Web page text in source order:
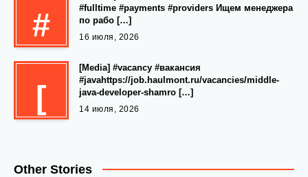
#
#fulltime #payments #providers Ищем менеджера
по рабо […]
16 июля, 2026
[
[Media] #vacancy #вакансия
#javahttps://job.haulmont.ru/vacancies/middle-
java-developer-shamro […]
14 июля, 2026
Other Stories